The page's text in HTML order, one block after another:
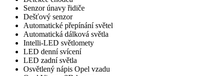
Senzor únavy řidiče
Dešťový senzor
Automatické přepínání světel
Automatická dálková světla
Intelli-LED světlomety
LED denní svícení
LED zadní světla
Osvětlený nápis Opel vzadu